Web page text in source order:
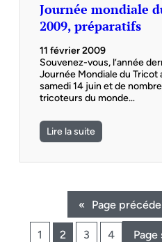
Journée mondiale
2009, préparatifs
11 février 2009
Souvenez-vous, l’année
Journée Mondiale du Tricot
samedi 14 juin et de
tricoteurs du monde…
Lire la suite
« Page
1 2 3 4 Page